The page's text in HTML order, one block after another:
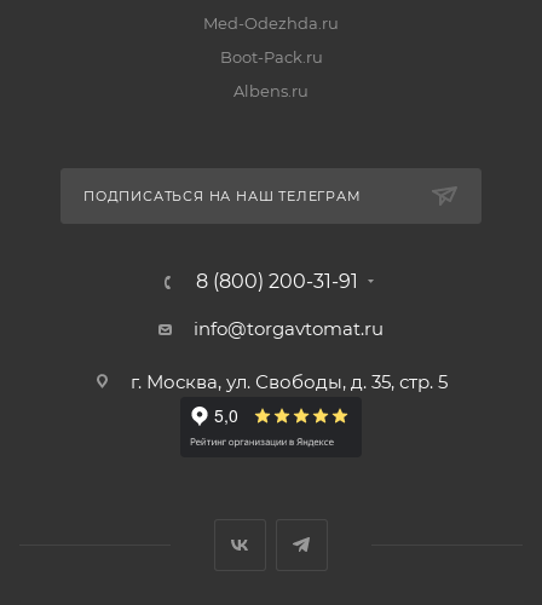
Med-Odezhda.ru
Boot-Pack.ru
Albens.ru
ПОДПИСАТЬСЯ НА НАШ ТЕЛЕГРАМ
8 (800) 200-31-91
info@torgavtomat.ru
г. Москва, ул. Свободы, д. 35, стр. 5